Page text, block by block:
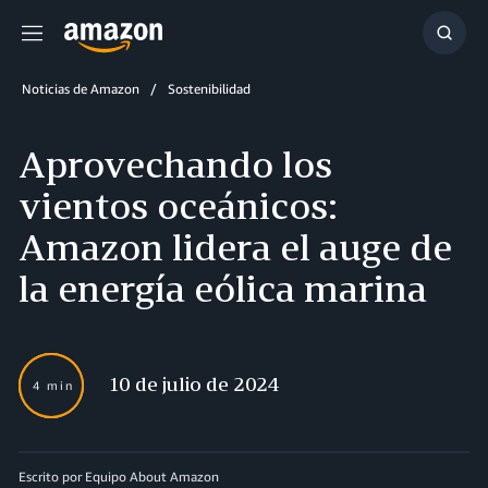
Menú
Noticias de Amazon Sostenibilidad
Aprovechando los
vientos oceánicos:
Amazon lidera el auge de
la energía eólica marina
4 min 10 de julio de 2024
Escrito por Equipo About Amazon